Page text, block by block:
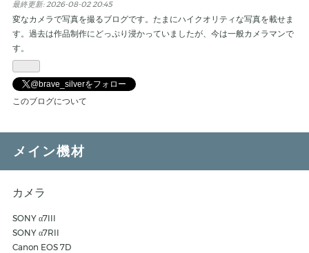
最終更新: 2026-08-02 20:45
変なカメラで写真を撮るブログです。たまにハイクオリティな写真を載せま
す。過去は作品制作にどっぷり浸かっていましたが、今は一般カメラマンで
す。
@brave_silverをフォロー
このブログについて
メイン機材
カメラ
SONY α7III
SONY α7RII
Canon EOS 7D